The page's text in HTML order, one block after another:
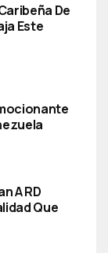
De
Este
A RD
Que